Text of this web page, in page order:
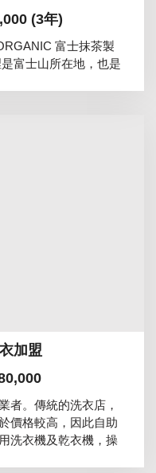
(3年)
富士抹茶製
富士山所在地，也是
加盟
者。傳統的洗衣店，
價格較高，因此自助
洗衣機及乾衣機，操